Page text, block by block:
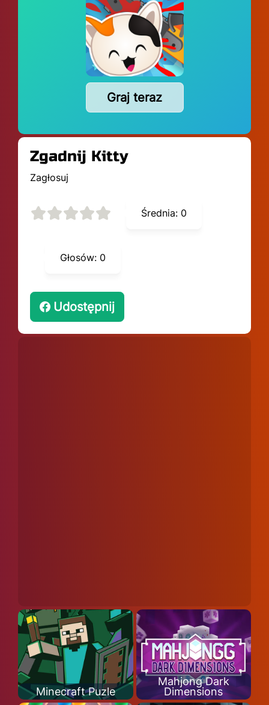
Graj teraz
Zgadnij Kitty
Zagłosuj
Średnia: 0
Głosów: 0
Udostępnij
Minecraft Puzle
Mahjong Dark
Dimensions